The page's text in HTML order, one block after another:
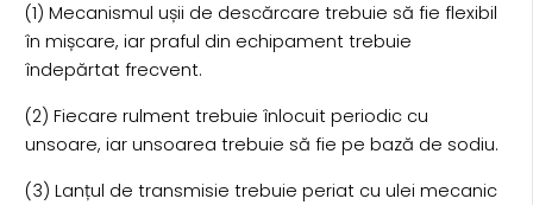
(1) Mecanismul ușii de descărcare trebuie să fie flexibil
în mișcare, iar praful din echipament trebuie
îndepărtat frecvent.
(2) Fiecare rulment trebuie înlocuit periodic cu
unsoare, iar unsoarea trebuie să fie pe bază de sodiu.
(3) Lanțul de transmisie trebuie periat cu ulei mecanic